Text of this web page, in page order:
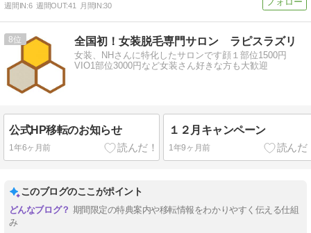
週間IN:6 週間OUT:41 月間IN:30
8 全国初！女装脱毛専門サロン ラピスラズリ
女装、NHさんに特化したサロンです顔１部位1500円
VIO1部位3000円など女装さん好きな方も大歓迎
公式HP移転のお知らせ
1年6ヶ月前
１２月キャンペーン
1年9ヶ月前
このブログのここがポイント
期間限定の特典案内や移転情報をわかりやすく伝える仕組
み